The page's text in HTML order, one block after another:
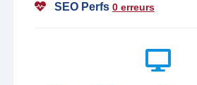
SEO Perfs 0 erreurs